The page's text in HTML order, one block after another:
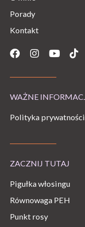
Porady
Kontakt
Facebook
Instagram
Youtube
WAŻNE
Polityka prywatności
ZACZNIJ TUTAJ
Pigułka włosingu
Równowaga PEH
Punkt rosy